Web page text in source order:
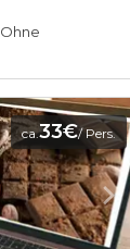
Ohne
ca.33€/ Pers.